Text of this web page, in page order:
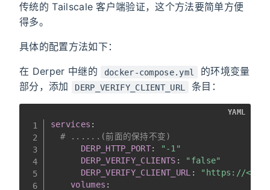
传统的 Tailscale 客户端验证，这个方法要简单方便
得多。
具体的配置方法如下：
在 Derper 中继的 docker-compose.yml
的环境变量
部分，添加
DERP_VERIFY_CLIENT_URL 条目：
services :
# ......(前面的保持不变)
DERP_HTTP_PORT:
"-1"
DERP_VERIFY_CLIENTS :
"false"
DERP_VERIFY_CLIENT_URL :
"https://<你的
volumes :
YAML